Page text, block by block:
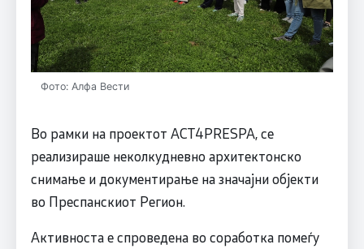
Фото: Алфа Вести
Во рамки на проектот ACT4PRESPA, се
реализираше неколкудневно архитектонско
снимање и документирање на значајни објекти
во Преспанскиот Регион.
Активноста е спроведена во соработка помеѓу